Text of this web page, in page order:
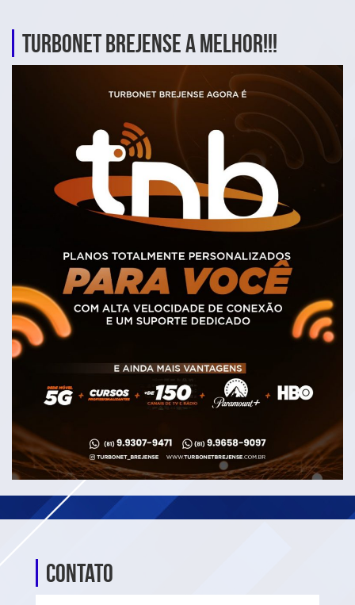
TurboNet Brejense a melhor!!!
Contato